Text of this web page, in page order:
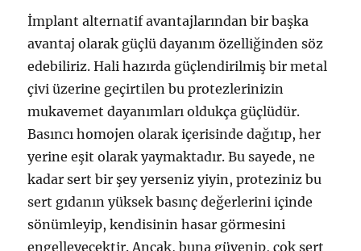
İmplant alternatif avantajlarından bir başka
avantaj olarak güçlü dayanım özelliğinden söz
edebiliriz. Hali hazırda güçlendirilmiş bir metal
çivi üzerine geçirtilen bu protezlerinizin
mukavemet dayanımları oldukça güçlüdür.
Basıncı homojen olarak içerisinde dağıtıp, her
yerine eşit olarak yaymaktadır. Bu sayede, ne
kadar sert bir şey yerseniz yiyin, proteziniz bu
sert gıdanın yüksek basınç değerlerini içinde
sönümleyip, kendisinin hasar görmesini
engelleyecektir. Ancak, buna güvenip, çok sert